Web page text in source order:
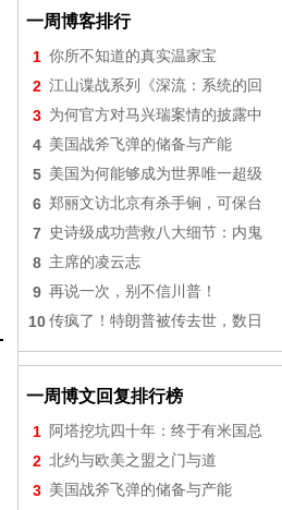
一周博客排行
1 你所不知道的真实温家宝
2 江山谍战系列《深流：系统的回
3 为何官方对马兴瑞案情的披露中
4 美国战斧飞弹的储备与产能
5 美国为何能够成为世界唯一超级
6 郑丽文访北京有杀手锏，可保台
7 史诗级成功营救八大细节：内鬼
8 主席的凌云志
9 再说一次，别不信川普！
10 传疯了！特朗普被传去世，数日
一周博文回复排行榜
1 阿塔挖坑四十年：终于有米国总
2 北约与欧美之盟之门与道
3 美国战斧飞弹的储备与产能